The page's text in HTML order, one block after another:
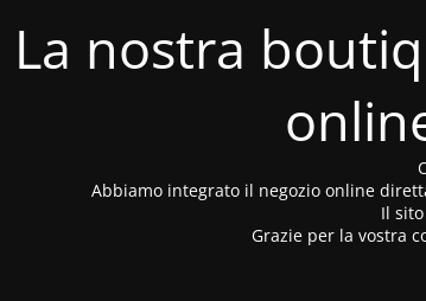
La nostra
Abbiamo integrato il negozio online
Il
Grazie per la vostra